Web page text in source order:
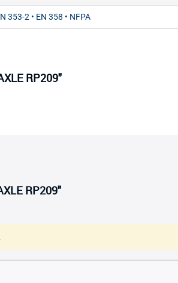
353-2 • EN 358 • NFPA
RP209"
RP209"